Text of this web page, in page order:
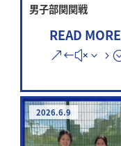
男子部関関戦
READ MORE
2026.6.9